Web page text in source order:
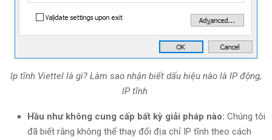
Ip tĩnh Viettel là gì? Làm sao nhận biết dấu hiệu nào là IP động,
IP tĩnh
Hầu như không cung cấp bất kỳ giải pháp nào: Chúng tôi
đã biết rằng không thể thay đổi địa chỉ IP tĩnh theo cách